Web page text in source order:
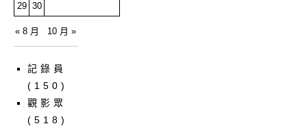
29 30
« 8 月 10 月 »
記錄員
(150)
觀影眾
(518)